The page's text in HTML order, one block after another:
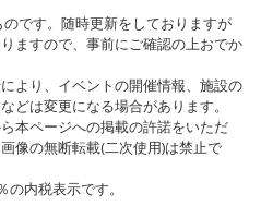
です。随時更新をしておりますが
ますので、事前にご確認の上おでか
より、イベントの開催情報、施設の
どは変更になる場合があります。
本ページへの掲載の許諾をいただ
像の無断転載(二次使用)は禁止で
内税表示です。